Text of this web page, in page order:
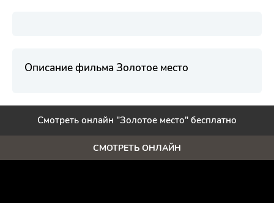
Описание фильма Золотое место
Смотреть онлайн "Золотое место" бесплатно
СМОТРЕТЬ ОНЛАЙН